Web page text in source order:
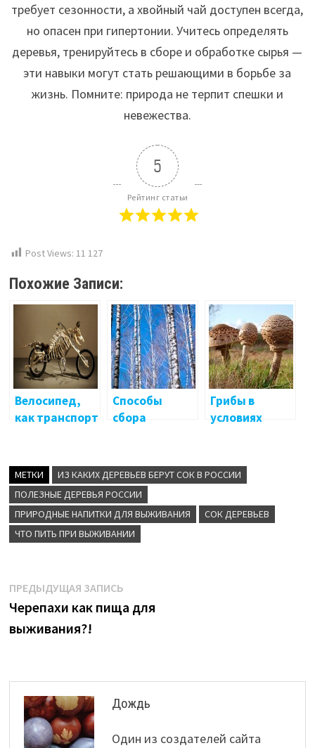
требует сезонности, а хвойный чай доступен всегда,
но опасен при гипертонии. Учитесь определять
деревья, тренируйтесь в сборе и обработке сырья —
эти навыки могут стать решающими в борьбе за
жизнь. Помните: природа не терпит спешки и
невежества.
5
Рейтинг статьи
Post Views: 11 127
Похожие Записи:
Велосипед,
как транспорт
Способы
сбора
Грибы в
условиях
едят сырыми?
МЕТКИ
ИЗ КАКИХ ДЕРЕВЬЕВ БЕРУТ СОК В РОССИИ
ПОЛЕЗНЫЕ ДЕРЕВЬЯ РОССИИ
ПРИРОДНЫЕ НАПИТКИ ДЛЯ ВЫЖИВАНИЯ
СОК ДЕРЕВЬЕВ
ЧТО ПИТЬ ПРИ ВЫЖИВАНИИ
Навигация
по
ПРЕДЫДУЩАЯ ЗАПИСЬПредыдущая
запись:
Черепахи как пища для
выживания?!
Дождь
Один из создателей сайта